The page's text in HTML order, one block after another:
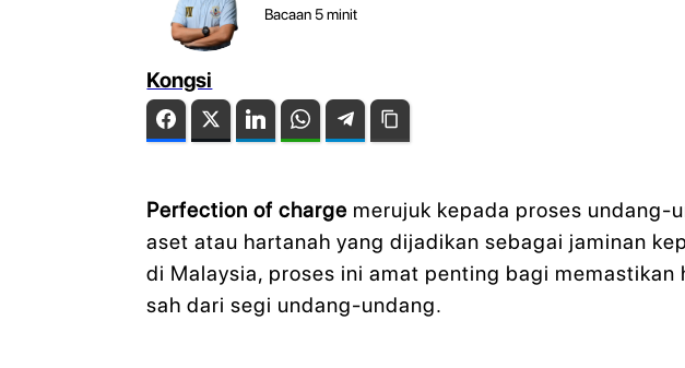
Bacaan 5minit
Kongsi
FacebookTwitter LinkedIn WhatsAppTelegram
Perfection of charge merujuk kepada proses undang-
aset atau hartanah yang dijadikan sebagai jaminan
di Malaysia, proses ini amat penting bagi
sah dari segi undang-undang.